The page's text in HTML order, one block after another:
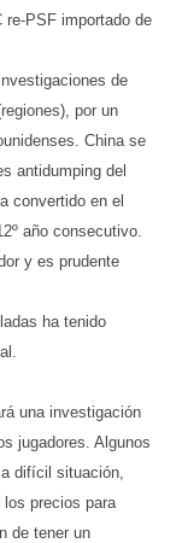
re-PSF importado de
de
por un
China se
antidumping del
convertido en el
año consecutivo.
y es prudente
ha tenido
una investigación
jugadores. Algunos
difícil situación,
precios para
de tener un